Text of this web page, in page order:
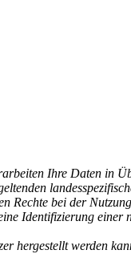
Ihre Daten in
Rechte bei der
Identifizierung
hergestellt werden